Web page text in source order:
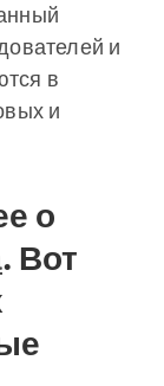
и
в
и
о
. Вот